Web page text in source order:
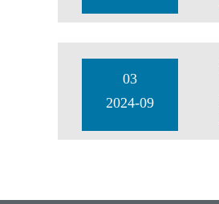
03
2024-09